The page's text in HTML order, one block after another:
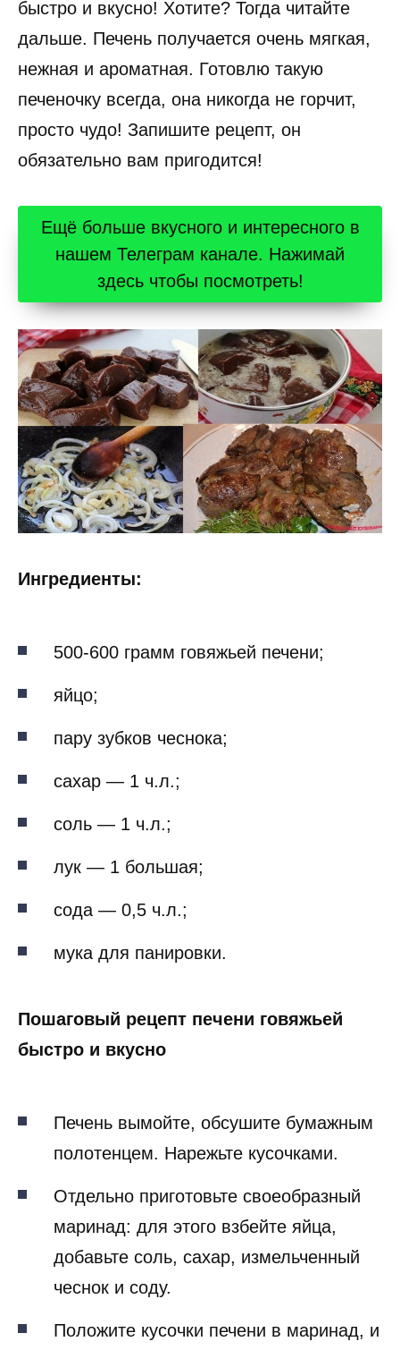
быстро и вкусно! Хотите? Тогда читайте
дальше. Печень получается очень мягкая,
нежная и ароматная. Готовлю такую
печеночку всегда, она никогда не горчит,
просто чудо! Запишите рецепт, он
обязательно вам пригодится!
Ещё больше вкусного и интересного в
нашем Телеграм канале. Нажимай
здесь чтобы посмотреть!
Ингредиенты:
500-600 грамм говяжьей печени;
яйцо;
пару зубков чеснока;
сахар — 1 ч.л.;
соль — 1 ч.л.;
лук — 1 большая;
сода — 0,5 ч.л.;
мука для панировки.
Пошаговый рецепт печени говяжьей
быстро и вкусно
Печень вымойте, обсушите бумажным
полотенцем. Нарежьте кусочками.
Отдельно приготовьте своеобразный
маринад: для этого взбейте яйца,
добавьте соль, сахар, измельченный
чеснок и соду.
Положите кусочки печени в маринад, и